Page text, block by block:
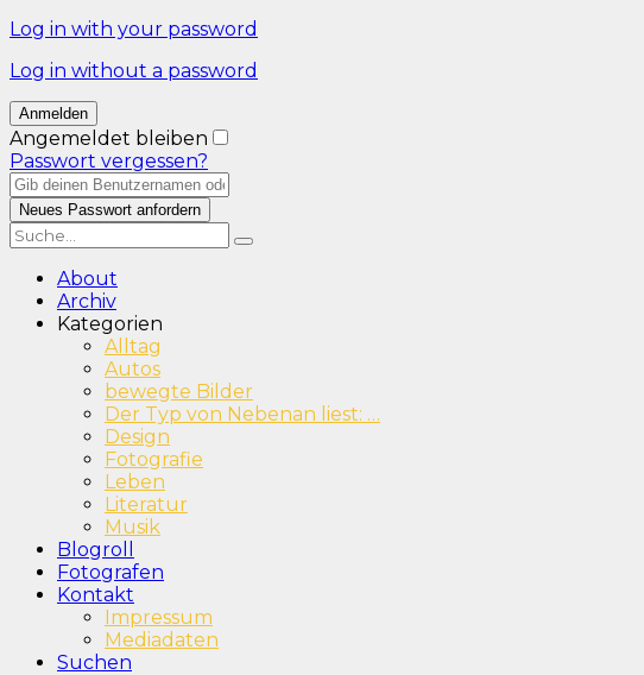
Log in with your password
Log in without a password
Angemeldet bleiben
Passwort vergessen?
About
Archiv
Kategorien
Alltag
Autos
bewegte Bilder
Der Typ von Nebenan liest: …
Design
Fotografie
Leben
Literatur
Musik
Blogroll
Fotografen
Kontakt
Impressum
Mediadaten
Suchen